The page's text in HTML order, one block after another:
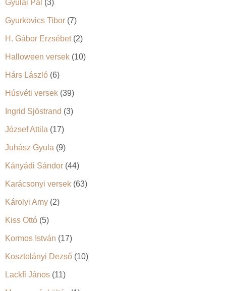
Gyulai Pál (3)
Gyurkovics Tibor (7)
H. Gábor Erzsébet(2)
Halloween versek (10)
Hárs László (6)
Húsvéti versek (39)
Ingrid Sjöstrand (3)
József Attila (17)
Juhász Gyula (9)
Kányádi Sándor (44)
Karácsonyi versek (63)
Károlyi Amy (2)
Kiss Ottó (5)
Kormos István (17)
Kosztolányi Dezső (10)
Lackfi János (11)